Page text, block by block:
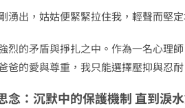
湧出，姑姑便緊緊拉住我，輕聲而堅
烈的矛盾與掙扎之中。作為一名心理
爸的愛與尊重，我只能選擇壓抑與忍
念：沉默中的保護機制 直到淚